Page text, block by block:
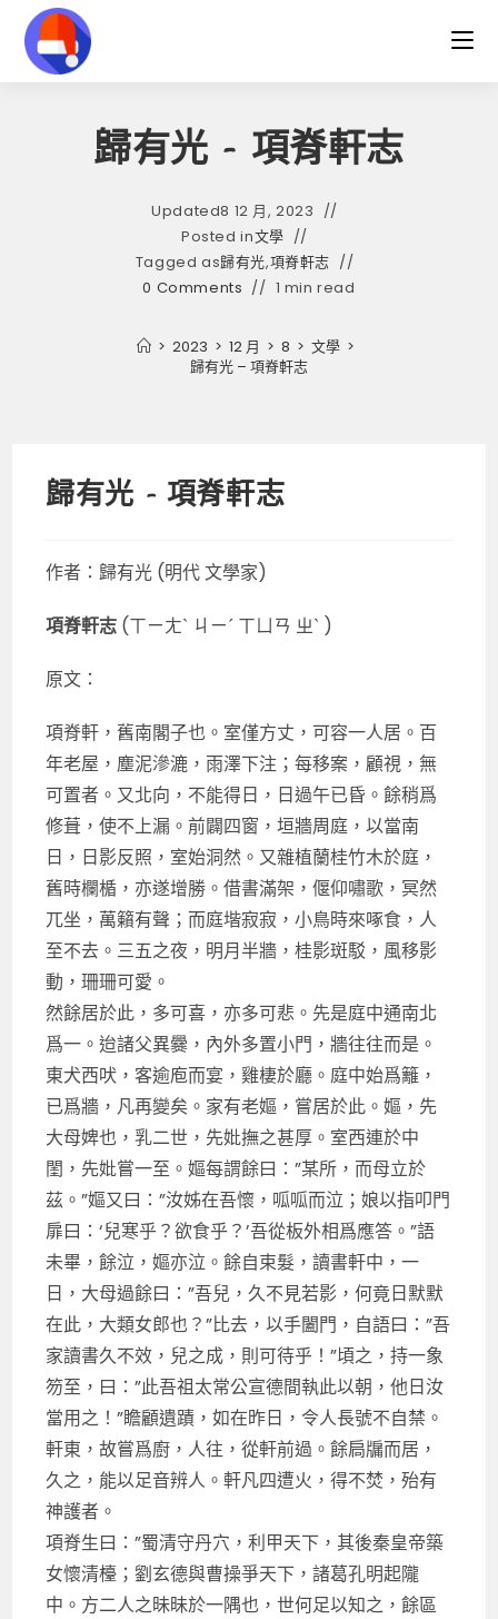
content
歸有光 – 項脊軒志
Updated8 12 月, 2023
Posted in文學
Tagged as歸有光,項脊軒志
0 Comments
1 min read
> 2023 > 12 月 > 8 > 文學 >
歸有光 – 項脊軒志
歸有光 – 項脊軒志
作者：歸有光 (明代 文學家)
項脊軒志 (ㄒㄧㄤˋ ㄐㄧˊ ㄒㄩㄢ ㄓˋ )
原文：
項脊軒，舊南閣子也。室僅方丈，可容一人居。百
年老屋，塵泥滲漉，雨澤下注；每移案，顧視，無
可置者。又北向，不能得日，日過午已昏。餘稍爲
修葺，使不上漏。前闢四窗，垣牆周庭，以當南
日，日影反照，室始洞然。又雜植蘭桂竹木於庭，
舊時欄楯，亦遂增勝。借書滿架，偃仰嘯歌，冥然
兀坐，萬籟有聲；而庭堦寂寂，小鳥時來啄食，人
至不去。三五之夜，明月半牆，桂影斑駁，風移影
動，珊珊可愛。
然餘居於此，多可喜，亦多可悲。先是庭中通南北
爲一。迨諸父異爨，內外多置小門，牆往往而是。
東犬西吠，客逾庖而宴，雞棲於廳。庭中始爲籬，
已爲牆，凡再變矣。家有老嫗，嘗居於此。嫗，先
大母婢也，乳二世，先妣撫之甚厚。室西連於中
閨，先妣嘗一至。嫗每謂餘曰：”某所，而母立於
茲。”嫗又曰：”汝姊在吾懷，呱呱而泣；娘以指叩門
扉曰：‘兒寒乎？欲食乎？’吾從板外相爲應答。”語
未畢，餘泣，嫗亦泣。餘自束髮，讀書軒中，一
日，大母過餘曰：”吾兒，久不見若影，何竟日默默
在此，大類女郎也？”比去，以手闔門，自語曰：”吾
家讀書久不效，兒之成，則可待乎！”頃之，持一象
笏至，曰：”此吾祖太常公宣德間執此以朝，他日汝
當用之！”瞻顧遺蹟，如在昨日，令人長號不自禁。
軒東，故嘗爲廚，人往，從軒前過。餘扃牖而居，
久之，能以足音辨人。軒凡四遭火，得不焚，殆有
神護者。
項脊生曰：”蜀清守丹穴，利甲天下，其後秦皇帝築
女懷清檯；劉玄德與曹操爭天下，諸葛孔明起隴
中。方二人之昧昧於一隅也，世何足以知之，餘區